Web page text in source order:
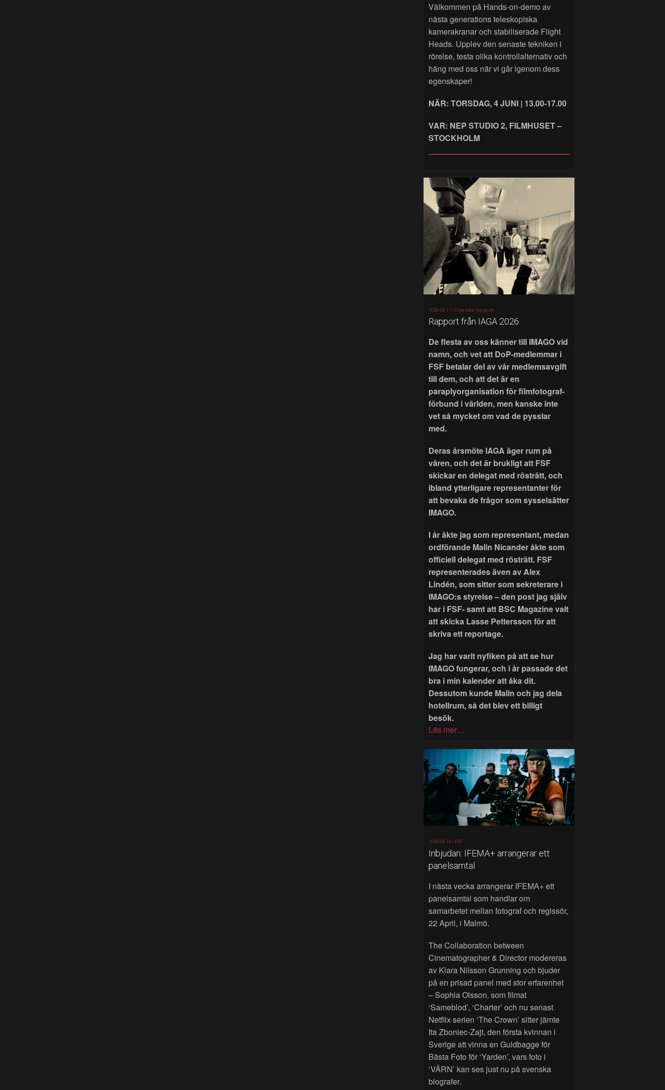
Välkommen på Hands‑on‑demo av
nästa generations teleskopiska
kamerakranar och stabiliserade Flight
Heads. Upplev den senaste tekniken i
rörelse, testa olika kontrollalternativ och
häng med oss när vi går igenom dess
egenskaper!
NÄR: TORSDAG, 4 JUNI | 13.00-17.00
VAR: NEP STUDIO 2, FILMHUSET –
STOCKHOLM
2026-04-17 |Charlotta Tengroth
Rapport från IAGA 2026
De flesta av oss känner till IMAGO vid
namn, och vet att DoP-medlemmar i
FSF betalar del av vår medlemsavgift
till dem, och att det är en
paraplyorganisation för filmfotograf-
förbund i världen, men kanske inte
vet så mycket om vad de pysslar
med.
Deras årsmöte IAGA äger rum på
våren, och det är brukligt att FSF
skickar en delegat med rösträtt, och
ibland ytterligare representanter för
att bevaka de frågor som sysselsätter
IMAGO.
I år åkte jag som representant, medan
ordförande Malin Nicander åkte som
officiell delegat med rösträtt. FSF
representerades även av Alex
Lindén, som sitter som sekreterare i
IMAGO:s styrelse – den post jag själv
har i FSF- samt att BSC Magazine valt
att skicka Lasse Pettersson för att
skriva ett reportage.
Jag har varit nyfiken på att se hur
IMAGO fungerar, och i år passade det
bra i min kalender att åka dit.
Dessutom kunde Malin och jag dela
hotellrum, så det blev ett billigt
besök.
Läs mer…
2026-04-16 | FSF
Inbjudan: IFEMA+ arrangerar ett
panelsamtal
I nästa vecka arrangerar IFEMA+ ett
panelsamtal som handlar om
samarbetet mellan fotograf och regissör,
22 April, i Malmö.
The Collaboration between
Cinematographer & Director modereras
av Klara Nilsson Grunning och bjuder
på en prisad panel med stor erfarenhet
– Sophia Olsson, som filmat
‘Sameblod’, ‘Charter’ och nu senast
Netflix serien ‘The Crown’ sitter jämte
Ita Zboniec-Zajt, den första kvinnan i
Sverige att vinna en Guldbagge för
Bästa Foto för ‘Yarden’, vars foto i
‘VÄRN’ kan ses just nu på svenska
biografer.